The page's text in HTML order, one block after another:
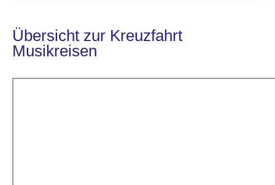
Übersicht zur Kreuzfahrt
Musikreisen